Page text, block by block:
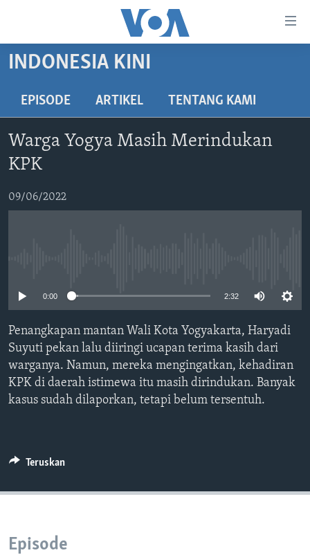
Akses
Utama
Lanjut
ke
Utama
DUNIA
POLYGRAPH
DAFTAR PROGRAM
Learning English
Bahasa-bahasa
INDONESIA KINI
EPISODE ARTIKEL TENTANG KAMI
Warga Yogya Masih Merindukan
KPK
09/06/2022
0:00 2:32
Penangkapan mantan Wali Kota Yogyakarta, Haryadi
Suyuti pekan lalu diiringi ucapan terima kasih dari
warganya. Namun, mereka mengingatkan, kehadiran
KPK di daerah istimewa itu masih dirindukan. Banyak
kasus sudah dilaporkan, tetapi belum tersentuh.
Teruskan
Episode